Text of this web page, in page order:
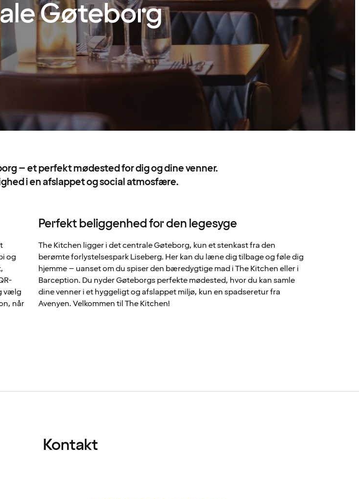
Gøteborg
– et perfekt mødested for dig og dine venner.
i en afslappet og social atmosfære.
og
vælg
når
Perfekt beliggenhed for den legesyge
The Kitchen ligger i det centrale Gøteborg, kun et stenkast fra den
berømte forlystelsespark Liseberg. Her kan du læne dig tilbage og føle dig
hjemme – uanset om du spiser den bæredygtige mad i The Kitchen eller i
Barception. Du nyder Gøteborgs perfekte mødested, hvor du kan samle
dine venner i et hyggeligt og afslappet miljø, kun en spadseretur fra
Avenyen. Velkommen til The Kitchen!
Kontakt